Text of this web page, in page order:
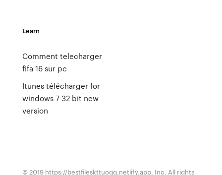
Learn
Comment telecharger
fifa 16 sur pc
Itunes télécharger for
windows 7 32 bit new
version
© 2019 https://bestfileskttuogg.netlify.app, Inc. All rights